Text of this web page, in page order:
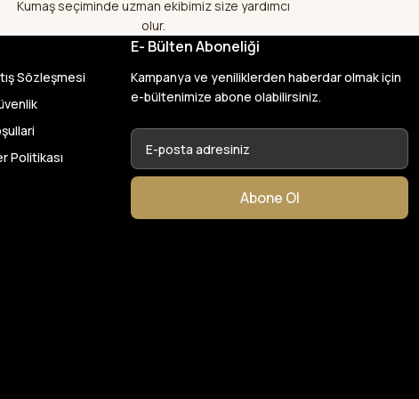
alış veriş
kumaş aldım
olarak çok
emeği
Kumaş seçiminde uzman ekibimiz size yardımcı
olur.
Sözleşmesi
Politikası
E- Bülten Aboneliği
Kampanya ve yeniliklerden haberdar olmak için
e-bültenimize abone olabilirsiniz.
Abone Ol